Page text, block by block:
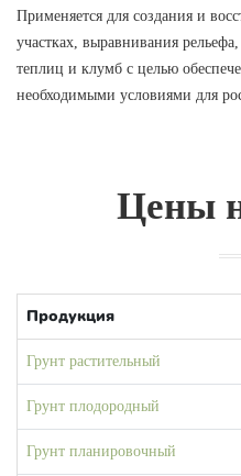
Применяется для создания и
участках, выравнивания
теплиц и клумб с целью
необходимыми условиями для
Цены
Продукция
Грунт растительный
Грунт плодородный
Грунт планировочный